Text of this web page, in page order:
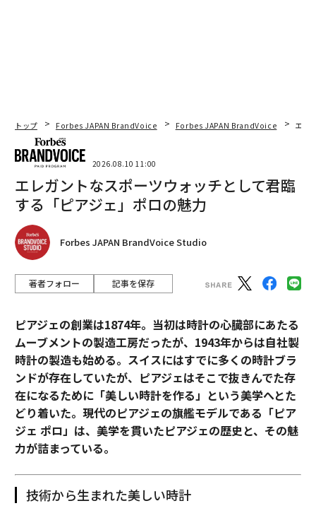
トップ Forbes JAPAN BrandVoice Forbes JAPAN BrandVoice エレ
2026.08.10 11:00
エレガントなスポーツウォッチとして君臨
する「ピアジェ」ポロの魅力
Forbes JAPAN BrandVoice Studio
著者フォロー 記事を保存
ピアジェの創業は1874年。当初は時計の心臓部にあたる
ムーブメントの製造工房だったが、1943年からは自社製
時計の製造も始める。スイスにはすでに多くの時計ブラ
ンドが存在していたが、ピアジェはそこで抜きんでた存
在になるために「美しい時計を作る」という美学へとた
どり着いた。現代のピアジェの旗艦モデルである「ピア
ジェ ポロ」は、美学を貫いたピアジェの歴史と、その魅
力が詰まっている。
技術から生まれた美しい時計